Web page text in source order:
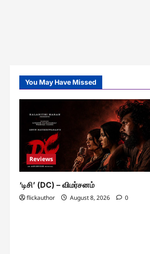
You May Have Missed
Reviews
‘டிசி’ (DC) – விமர்சனம்
flickauthor August 8, 2026 0